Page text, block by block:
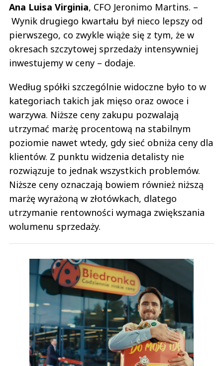
Ana Luisa Virginia, CFO Jeronimo Martins. –
Wynik drugiego kwartału był nieco lepszy od
pierwszego, co zwykle wiąże się z tym, że w
okresach szczytowej sprzedaży intensywniej
inwestujemy w ceny – dodaje.
Według spółki szczególnie widoczne było to w
kategoriach takich jak mięso oraz owoce i
warzywa. Niższe ceny zakupu pozwalają
utrzymać marżę procentową na stabilnym
poziomie nawet wtedy, gdy sieć obniża ceny dla
klientów. Z punktu widzenia detalisty nie
rozwiązuje to jednak wszystkich problemów.
Niższe ceny oznaczają bowiem również niższą
marżę wyrażoną w złotówkach, dlatego
utrzymanie rentowności wymaga zwiększania
wolumenu sprzedaży.